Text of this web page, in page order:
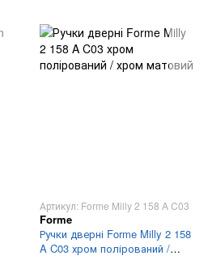
Артикул: Forme Milly 2 158 A C03
Forme
Ручки дверні Forme Milly 2 158
A C03 хром полірований /